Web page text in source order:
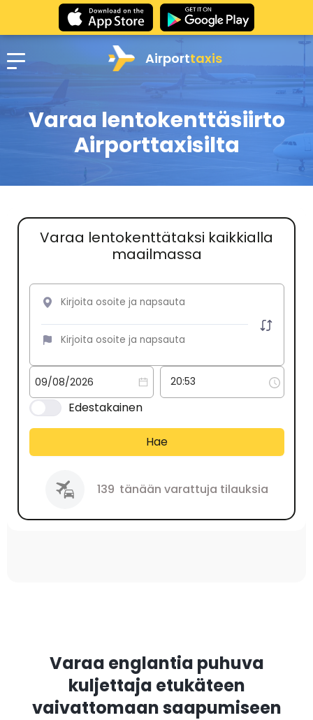
Airporttaxis
Varaa lentokenttäsiirto
Airporttaxisilta
Varaa lentokenttätaksi kaikkialla
maailmassa
Edestakainen
Hae
139 tänään varattuja tilauksia
Varaa englantia puhuva
kuljettaja etukäteen
vaivattomaan saapumiseen